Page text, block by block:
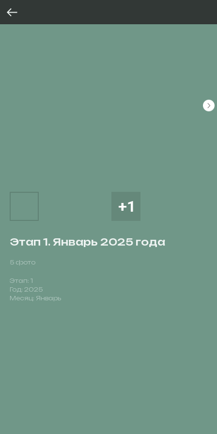
Этап 1. Январь 2025 года
5 фото
Этап: 1
Год: 2025
Месяц: Январь